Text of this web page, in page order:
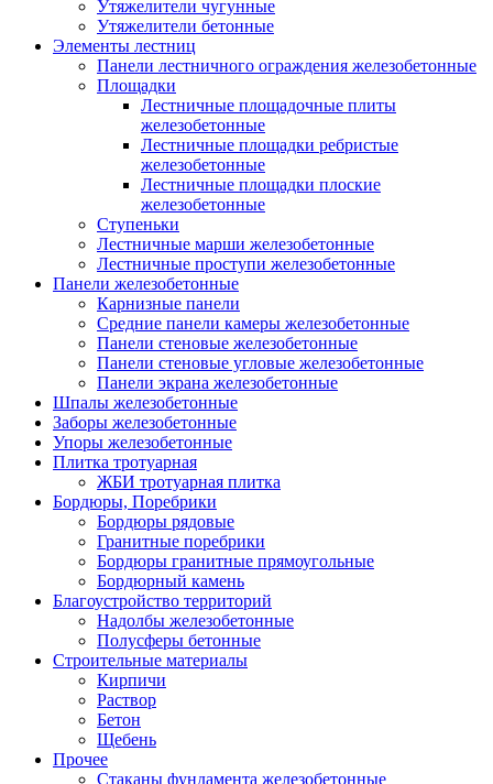
Утяжелители чугунные
Утяжелители бетонные
Элементы лестниц
Панели лестничного ограждения железобетонные
Площадки
Лестничные площадочные плиты
железобетонные
Лестничные площадки ребристые
железобетонные
Лестничные площадки плоские
железобетонные
Ступеньки
Лестничные марши железобетонные
Лестничные проступи железобетонные
Панели железобетонные
Карнизные панели
Средние панели камеры железобетонные
Панели стеновые железобетонные
Панели стеновые угловые железобетонные
Панели экрана железобетонные
Шпалы железобетонные
Заборы железобетонные
Упоры железобетонные
Плитка тротуарная
ЖБИ тротуарная плитка
Бордюры, Поребрики
Бордюры рядовые
Гранитные поребрики
Бордюры гранитные прямоугольные
Бордюрный камень
Благоустройство территорий
Надолбы железобетонные
Полусферы бетонные
Строительные материалы
Кирпичи
Раствор
Бетон
Щебень
Прочее
Стаканы фундамента железобетонные